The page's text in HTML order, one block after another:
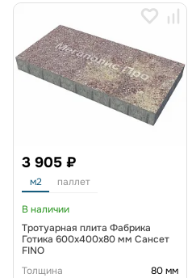
3 905 ₽
м2 паллет
В наличии
Тротуарная плита Фабрика
Готика 600х400х80 мм Сансет
FINO
Толщина
80 мм